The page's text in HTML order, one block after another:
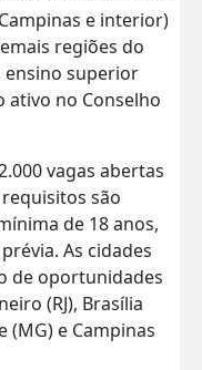
e interior)
regiões do
ensino superior
ativo no Conselho
vagas abertas
são
de 18 anos,
As cidades
de oportunidades
(RJ), Brasília
(MG) e Campinas